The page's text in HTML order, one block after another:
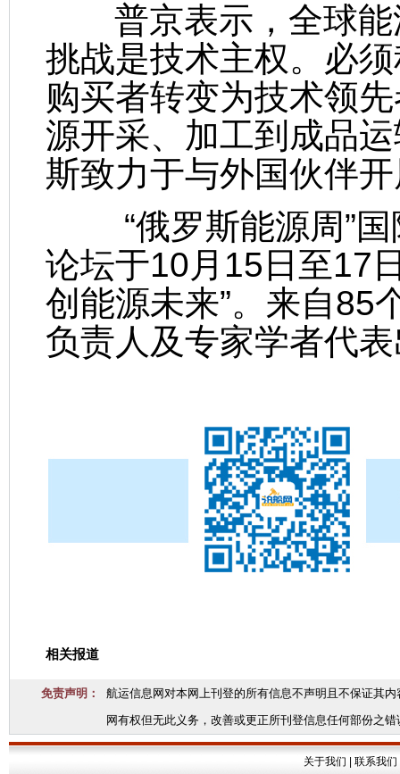
普京表示，全球能
挑战是技术主权。必
购买者转变为技术领
源开采、加工到成品
斯致力于与外国伙伴
“俄罗斯能源周”国
论坛于10月15日至17
创能源未来”。来自85
负责人及专家学者代
相关报道
免责声明：
航运信息网对本网上刊登的所有信息不声明且不保证其
网有权但无此义务，改善或更正所刊登信息任何部份之错
关于我们 联系我们